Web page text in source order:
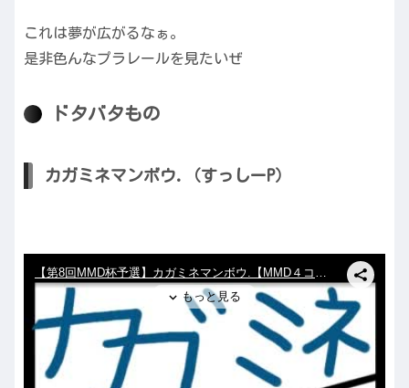
これは夢が広がるなぁ。
是非色んなプラレールを見たいぜ
ドタバタもの
カガミネマンボウ.（すっしーP）